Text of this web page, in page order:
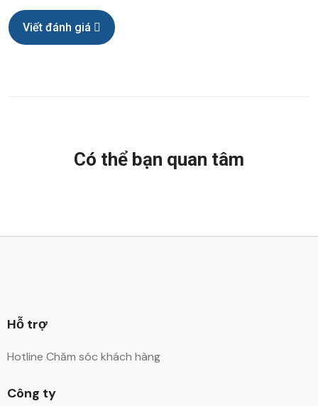
Viết đánh giá
Có thể bạn quan tâm
Hỗ trợ
Hotline Chăm sóc khách hàng
Công ty